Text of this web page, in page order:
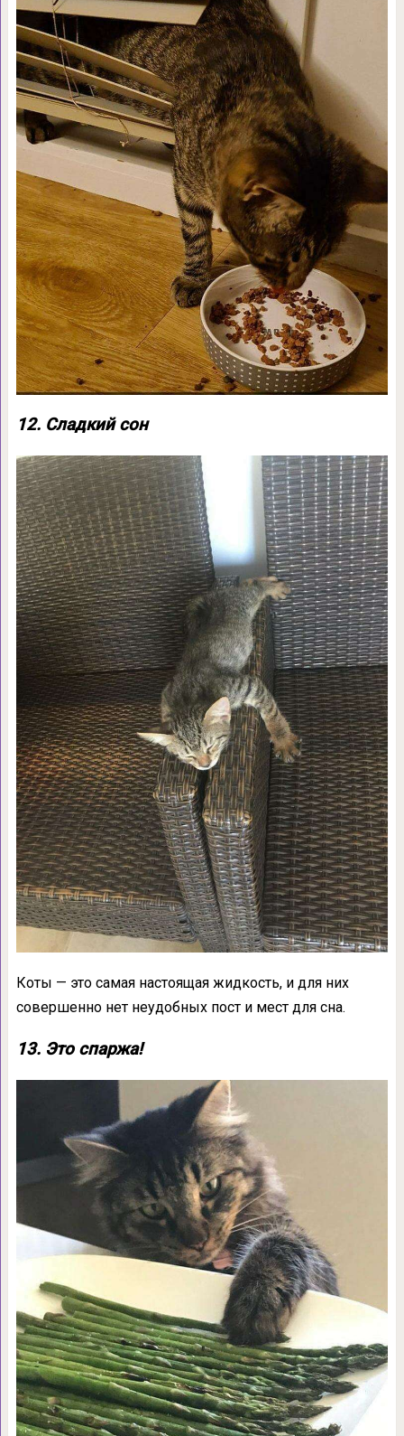
12. Сладкий сон
Коты — это самая настоящая жидкость, и для них
совершенно нет неудобных пост и мест для сна.
13. Это спаржа!